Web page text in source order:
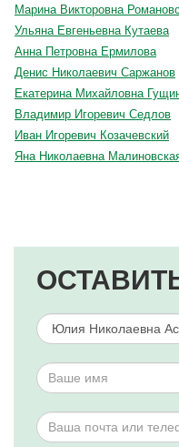
Марина Викторовна
Ульяна Евгеньевна Кутаева
Анна Петровна Ермилова
Денис Николаевич Саржанов
Екатерина Михайловна
Владимир Игоревич Седлов
Иван Игоревич Козачевский
Яна Николаевна